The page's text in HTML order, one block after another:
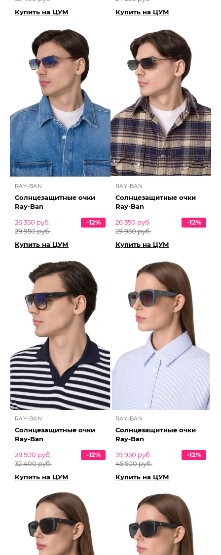
Купить на ЦУМ
Купить на ЦУМ
RAY-BAN
Солнцезащитные очки
Ray-Ban
26 350 руб.
29 950 руб.
-12%
Купить на ЦУМ
RAY-BAN
Солнцезащитные очки
Ray-Ban
26 350 руб.
29 950 руб.
-12%
Купить на ЦУМ
RAY-BAN
Солнцезащитные очки
Ray-Ban
28 500 руб.
32 400 руб.
-12%
Купить на ЦУМ
RAY-BAN
Солнцезащитные очки
Ray-Ban
39 950 руб.
45 500 руб.
-12%
Купить на ЦУМ